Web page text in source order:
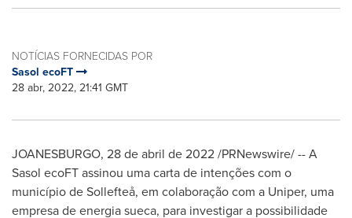
NOTÍCIAS FORNECIDAS POR
Sasol ecoFT
28 abr, 2022, 21:41 GMT
JOANESBURGO, 28 de abril de 2022 /PRNewswire/ -- A
Sasol ecoFT assinou uma carta de intenções com o
município de Sollefteå, em colaboração com a Uniper, uma
empresa de energia sueca, para investigar a possibilidade